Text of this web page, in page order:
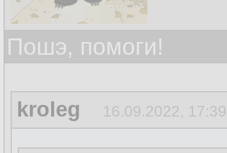
Пошэ, помоги!
kroleg 16.09.2022,